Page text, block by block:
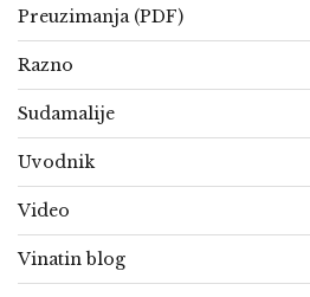
Preuzimanja (PDF)
Razno
Sudamalije
Uvodnik
Video
Vinatin blog